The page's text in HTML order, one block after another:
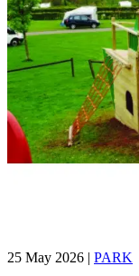
25 May 2026 | PARK